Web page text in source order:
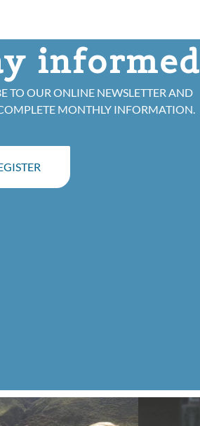
informed
TO OUR ONLINE NEWSLETTER AND
MONTHLY INFORMATION.